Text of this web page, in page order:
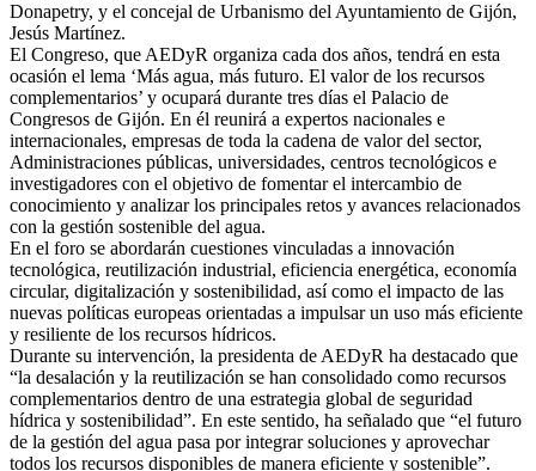
Donapetry, y el concejal de Urbanismo del Ayuntamiento de Gijón,
Jesús Martínez.
El Congreso, que AEDyR organiza cada dos años, tendrá en esta
ocasión el lema ‘Más agua, más futuro. El valor de los recursos
complementarios’ y ocupará durante tres días el Palacio de
Congresos de Gijón. En él reunirá a expertos nacionales e
internacionales, empresas de toda la cadena de valor del sector,
Administraciones públicas, universidades, centros tecnológicos e
investigadores con el objetivo de fomentar el intercambio de
conocimiento y analizar los principales retos y avances relacionados
con la gestión sostenible del agua.
En el foro se abordarán cuestiones vinculadas a innovación
tecnológica, reutilización industrial, eficiencia energética, economía
circular, digitalización y sostenibilidad, así como el impacto de las
nuevas políticas europeas orientadas a impulsar un uso más eficiente
y resiliente de los recursos hídricos.
Durante su intervención, la presidenta de AEDyR ha destacado que
“la desalación y la reutilización se han consolidado como recursos
complementarios dentro de una estrategia global de seguridad
hídrica y sostenibilidad”. En este sentido, ha señalado que “el futuro
de la gestión del agua pasa por integrar soluciones y aprovechar
todos los recursos disponibles de manera eficiente y sostenible”.